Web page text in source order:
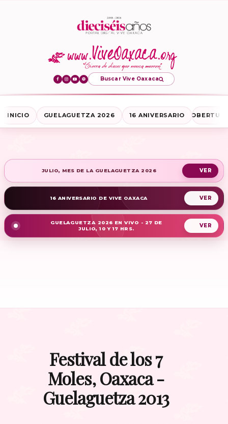
Buscar Vive Oaxaca
INICIO GUELAGUETZA 2026 16 ANIVERSARIO
JULIO, MES DE LA GUELAGUETZA 2026
16 ANIVERSARIO DE VIVE OAXACA
GUELAGUETZA 2026 EN VIVO - 27 DE
JULIO, 10 Y 17 HRS.
Festival de los 7
Moles, Oaxaca -
Guelaguetza 2013